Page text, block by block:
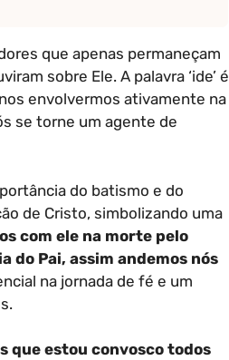
que apenas permaneçam
sobre Ele. A palavra ‘ide’ é
envolvermos ativamente na
se torne um agente de
do batismo e do
de Cristo, simbolizando uma
com ele na morte pelo
do Pai, assim andemos nós
na jornada de fé e um
que estou convosco todos